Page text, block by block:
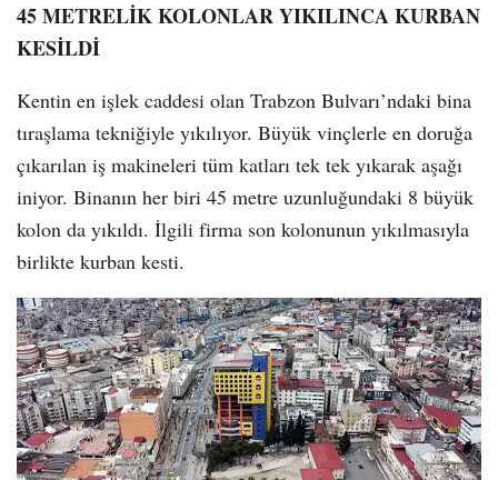
45 METRELİK KOLONLAR YIKILINCA KURBAN
KESİLDİ
Kentin en işlek caddesi olan Trabzon Bulvarı’ndaki bina
tıraşlama tekniğiyle yıkılıyor. Büyük vinçlerle en doruğa
çıkarılan iş makineleri tüm katları tek tek yıkarak aşağı
iniyor. Binanın her biri 45 metre uzunluğundaki 8 büyük
kolon da yıkıldı. İlgili firma son kolonunun yıkılmasıyla
birlikte kurban kesti.